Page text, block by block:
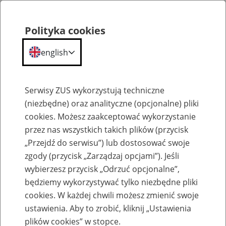
Szkolenia
Zaproś ZUS do siebie: Aktywni 50+
Polityka cookies
english
Serwisy ZUS wykorzystują techniczne
(niezbędne) oraz analityczne (opcjonalne) pliki
cookies. Możesz zaakceptować wykorzystanie
przez nas wszystkich takich plików (przycisk
„Przejdź do serwisu”) lub dostosować swoje
zgody (przycisk „Zarządzaj opcjami”). Jeśli
wybierzesz przycisk „Odrzuć opcjonalne”,
będziemy wykorzystywać tylko niezbędne pliki
cookies. W każdej chwili możesz zmienić swoje
ustawienia. Aby to zrobić, kliknij „Ustawienia
plików cookies” w stopce.